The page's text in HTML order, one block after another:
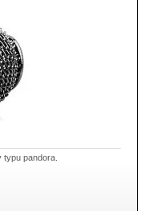
pandora.